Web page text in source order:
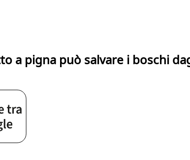
a pigna può salvare i boschi